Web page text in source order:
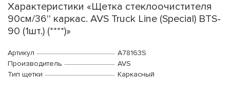
Характеристики «Щетка стеклоочистителя
90см/36'' каркас. AVS Truck Line (Special) BTS-
90 (1шт.) (****)»
Артикул
A78163S
Производитель
AVS
Тип щетки
Каркасный